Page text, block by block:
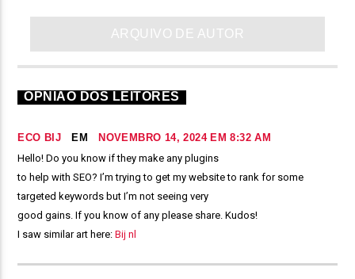
ARQUIVO DE AUTOR
OPNIÃO DOS LEITORES
ECO BIJ EM
NOVEMBRO 14, 2024 EM 8:32 AM
Hello! Do you know if they make any plugins
to help with SEO? I’m trying to get my website to rank for some
targeted keywords but I’m not seeing very
good gains. If you know of any please share. Kudos!
I saw similar art here:Bij nl